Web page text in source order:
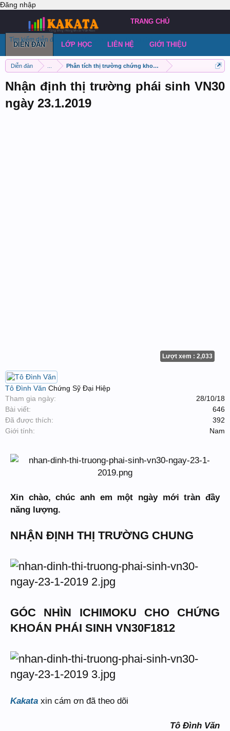
Đăng nhập
Diễn đàn Phân tích thị trường chứng khoán phái sinh VN30
Nhận định thị trường phái sinh VN30
ngày 23.1.2019
Lượt xem : 2,033
Tô Đình Văn Chứng Sỹ Đại Hiệp
Tham gia ngày:
28/10/18
Bài viết:
646
Đã được thích:
392
Giới tính:
Nam
Xin chào, chúc anh em một ngày mới tràn đầy
năng lượng.
NHẬN ĐỊNH THỊ TRƯỜNG CHUNG
GÓC NHÌN ICHIMOKU CHO CHỨNG
KHOÁN PHÁI SINH VN30F1812
Kakata xin cám ơn đã theo dõi
Tô Đình Văn
TRANG CHỦ
DIỄN ĐÀN
Tìm kiếm diễn đàn Bài viết gần đây Đăng chủ đề
LỚP HỌC LIÊN HỆ GIỚI THIỆU